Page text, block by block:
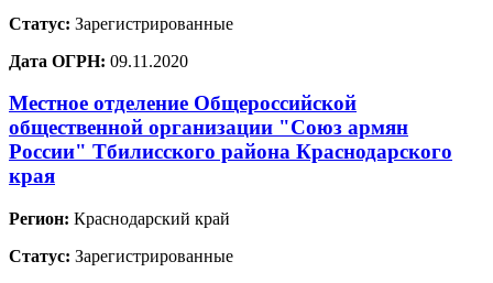
Статус: Зарегистрированные
Дата ОГРН: 09.11.2020
Местное отделение Общероссийской
общественной организации "Союз армян
России" Тбилисского района Краснодарского
края
Регион: Краснодарский край
Статус: Зарегистрированные